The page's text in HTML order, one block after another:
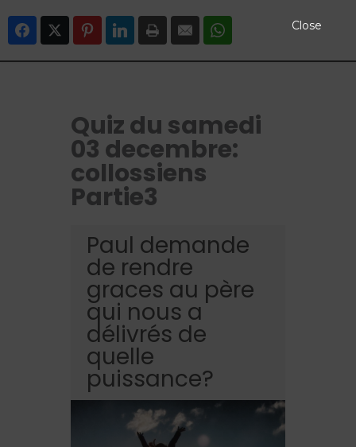
Quiz du samedi
03 decembre:
collossiens
Partie3
Paul demande
de rendre
graces au père
qui nous a
délivrés de
quelle
puissance?
Facebook
Twitter PinterestLinkedIn Print Email Close